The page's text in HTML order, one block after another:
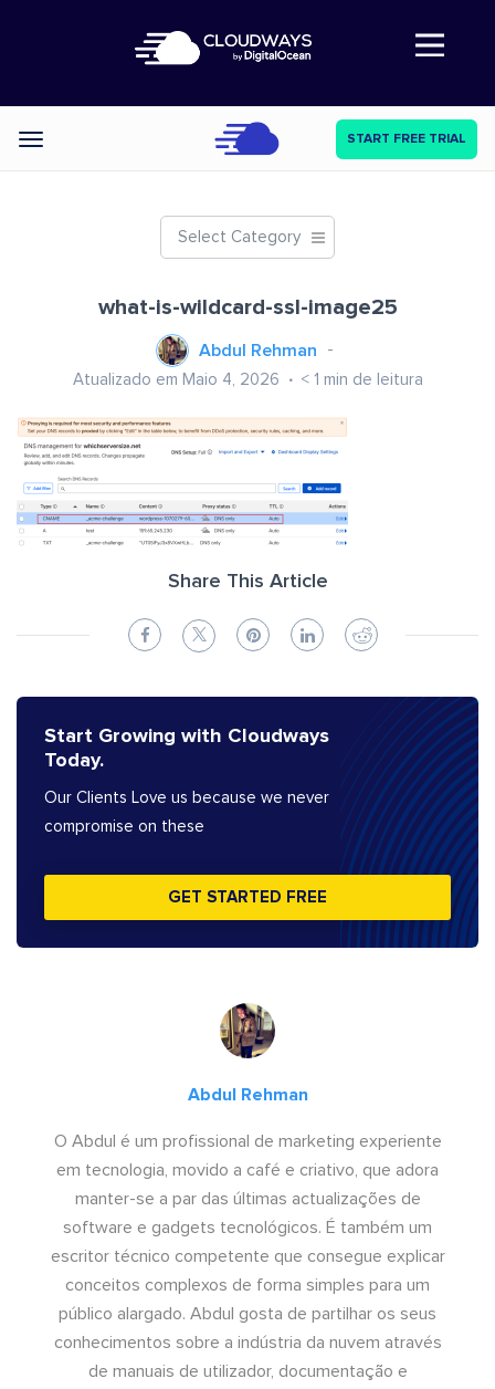
Abre a navegação
Categories START FREE TRIAL
Select Category
what-is-wildcard-ssl-image25
Abdul Rehman
Atualizado em Maio 4, 2026 < 1 min de leitura
Share This Article
Start Growing with Cloudways
Today.
Our Clients Love us because we never
compromise on these
GET STARTED FREE
Abdul Rehman
O Abdul é um profissional de marketing experiente
em tecnologia, movido a café e criativo, que adora
manter-se a par das últimas actualizações de
software e gadgets tecnológicos. É também um
escritor técnico competente que consegue explicar
conceitos complexos de forma simples para um
público alargado. Abdul gosta de partilhar os seus
conhecimentos sobre a indústria da nuvem através
de manuais de utilizador, documentação e